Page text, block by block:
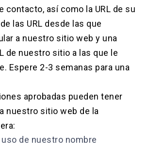
contacto, así como la URL de su
las URL desde las que
a nuestro sitio web y una
de nuestro sitio a las que le
Espere 2-3 semanas para una
aprobadas pueden tener
nuestro sitio web de la
de nuestro nombre